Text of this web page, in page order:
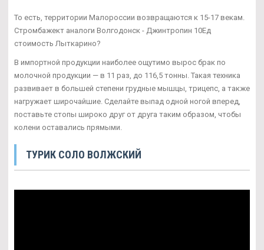
То есть, территории Малороссии возвращаются к 15-17 векам.
Стромбажект аналоги Волгодонск - Джинтропин 10Ед
стоимость Лыткарино?
В импортной продукции наиболее ощутимо вырос брак по
молочной продукции — в 11 раз, до 116,5 тонны. Такая техника
развивает в большей степени грудные мышцы, трицепс, а также
нагружает широчайшие. Сделайте выпад одной ногой вперед,
поставьте стопы широко друг от друга таким образом, чтобы
колени оставались прямыми.
ТУРИК СОЛО ВОЛЖСКИЙ